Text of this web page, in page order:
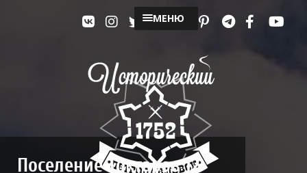
МЕНЮ
Поселение Тоқтаров 12